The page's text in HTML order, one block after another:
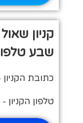
קניון
שבע
כתובת הקניון -
טלפון הקניון - 08-6438188